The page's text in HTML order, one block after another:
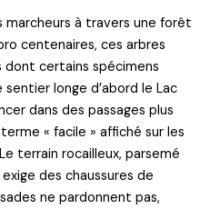
marcheurs à travers une forêt
centenaires, ces arbres
certains spécimens
longe d’abord le Lac
dans des passages plus
« facile » affiché sur les
terrain rocailleux, parsemé
des chaussures de
ne pardonnent pas,